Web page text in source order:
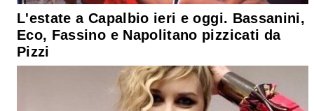
L'estate a Capalbio ieri e oggi. Bassanini,
Eco, Fassino e Napolitano pizzicati da
Pizzi